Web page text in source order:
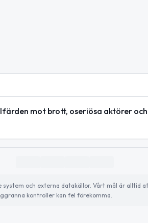
mot brott, oseriösa aktörer och
och externa datakällor. Vårt mål är alltid
kontroller kan fel förekomma.